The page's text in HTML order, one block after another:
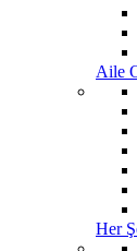
Aile
Her